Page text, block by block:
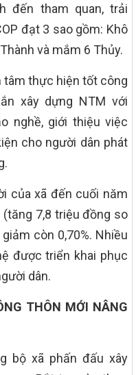
đến tham quan, trải
đạt 3 sao gồm: Khô
và mắm 6 Thủy.
tâm thực hiện tốt công
xây dựng NTM với
nghề, giới thiệu việc
cho người dân phát
của xã đến cuối năm
7,8 triệu đồng so
còn 0,70%. Nhiều
được triển khai phục
dân.
THÔN MỚI NÂNG
bộ xã phấn đấu xây